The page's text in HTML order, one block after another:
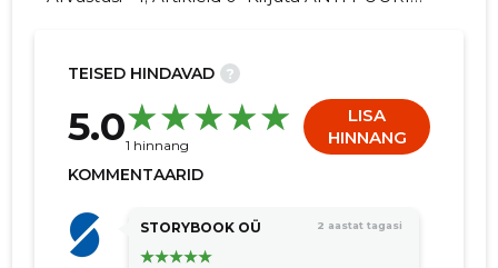
TEISED HINDAVAD ?
5.01 hinnang
LISA
HINNANG
KOMMENTAARID
STORYBOOK OÜ 2 aastat tagasi